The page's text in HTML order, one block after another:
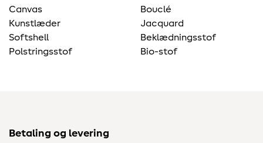
Canvas
Kunstlæder
Softshell
Polstringsstof
Bouclé
Jacquard
Beklædningsstof
Bio-stof
Betaling og levering